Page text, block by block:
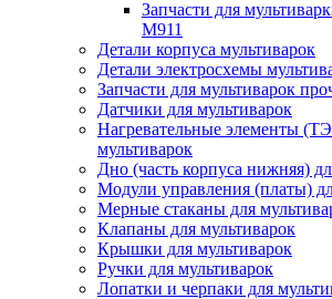
Запчасти для
M911
Детали корпуса мультиварок
Детали электросхемы
Запчасти для мультиварок
Датчики для мультиварок
Нагревательные элементы
мультиварок
Дно (часть корпуса нижняя)
Модули управления (платы)
Мерные стаканы для
Клапаны для мультиварок
Крышки для мультиварок
Ручки для мультиварок
Лопатки и черпаки для